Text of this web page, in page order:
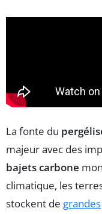
La fonte du
majeur avec des
bajets carbone
climatique, les
stockent de grandes